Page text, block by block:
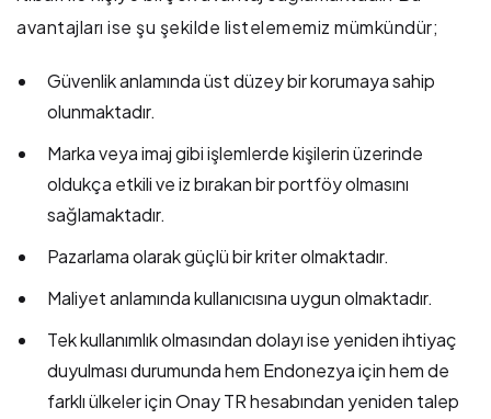
avantajları ise şu şekilde listelememiz mümkündür;
Güvenlik anlamında üst düzey bir korumaya sahip
olunmaktadır.
Marka veya imaj gibi işlemlerde kişilerin üzerinde
oldukça etkili ve iz bırakan bir portföy olmasını
sağlamaktadır.
Pazarlama olarak güçlü bir kriter olmaktadır.
Maliyet anlamında kullanıcısına uygun olmaktadır.
Tek kullanımlık olmasından dolayı ise yeniden ihtiyaç
duyulması durumunda hem Endonezya için hem de
farklı ülkeler için Onay TR hesabından yeniden talep